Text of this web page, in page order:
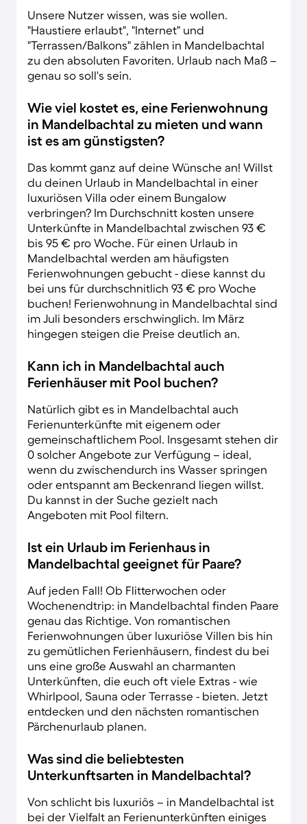
Unsere Nutzer wissen, was sie wollen.
"Haustiere erlaubt", "Internet" und
"Terrassen/Balkons" zählen in Mandelbachtal
zu den absoluten Favoriten. Urlaub nach Maß –
genau so soll's sein.
Wie viel kostet es, eine Ferienwohnung
in Mandelbachtal zu mieten und wann
ist es am günstigsten?
Das kommt ganz auf deine Wünsche an! Willst
du deinen Urlaub in Mandelbachtal in einer
luxuriösen Villa oder einem Bungalow
verbringen? Im Durchschnitt kosten unsere
Unterkünfte in Mandelbachtal zwischen 93 €
bis 95 € pro Woche. Für einen Urlaub in
Mandelbachtal werden am häufigsten
Ferienwohnungen gebucht - diese kannst du
bei uns für durchschnitlich 93 € pro Woche
buchen! Ferienwohnung in Mandelbachtal sind
im Juli besonders erschwinglich. Im März
hingegen steigen die Preise deutlich an.
Kann ich in Mandelbachtal auch
Ferienhäuser mit Pool buchen?
Natürlich gibt es in Mandelbachtal auch
Ferienunterkünfte mit eigenem oder
gemeinschaftlichem Pool. Insgesamt stehen dir
0 solcher Angebote zur Verfügung – ideal,
wenn du zwischendurch ins Wasser springen
oder entspannt am Beckenrand liegen willst.
Du kannst in der Suche gezielt nach
Angeboten mit Pool filtern.
Ist ein Urlaub im Ferienhaus in
Mandelbachtal geeignet für Paare?
Auf jeden Fall! Ob Flitterwochen oder
Wochenendtrip: in Mandelbachtal finden Paare
genau das Richtige. Von romantischen
Ferienwohnungen über luxuriöse Villen bis hin
zu gemütlichen Ferienhäusern, findest du bei
uns eine große Auswahl an charmanten
Unterkünften, die euch oft viele Extras - wie
Whirlpool, Sauna oder Terrasse - bieten. Jetzt
entdecken und den nächsten romantischen
Pärchenurlaub planen.
Was sind die beliebtesten
Unterkunftsarten in Mandelbachtal?
Von schlicht bis luxuriös – in Mandelbachtal ist
bei der Vielfalt an Ferienunterkünften einiges